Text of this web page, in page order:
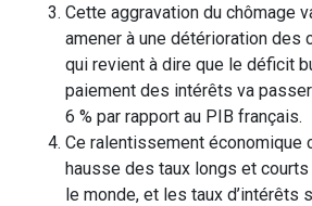
Cette aggravation du chômage
amener à une détérioration des
qui revient à dire que le déficit
paiement des intérêts va
6 % par rapport au PIB français.
Ce ralentissement économique
hausse des taux longs et courts
le monde, et les taux d’intérêts